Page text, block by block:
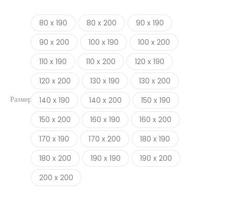
₼491,00
–
₼1.099,00
Размер
80 x 190 80 x 200
90 x 190
90 x 200
100 x 190
100 x 200
110 x 190
110 x 200
120 x 190
120 x 200
130 x 190
130 x 200
140 x 190
140 x 200
150 x 190
150 x 200
160 x 190
160 x 200
170 x 190
170 x 200
180 x 190
180 x 200
190 x 190
190 x 200
200 x 200